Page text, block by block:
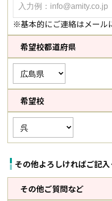
※基本的にご連絡はメール
希望校都道府県
希望校
その他よろしければご記入
その他ご質問など